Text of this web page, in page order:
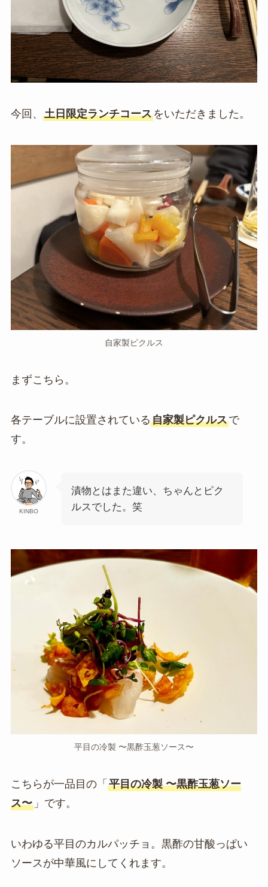
今回、 土日限定ランチコースをいただきました。
自家製ピクルス
まずこちら。
各テーブルに設置されている自家製ピクルスで
す。
KINBO
漬物とはまた違い、ちゃんとピク
ルスでした。笑
平目の冷製 〜黒酢玉葱ソース〜
こちらが一品目の「 平目の冷製 〜黒酢玉葱ソー
ス〜」です。
いわゆる平目のカルパッチョ。黒酢の甘酸っぱい
ソースが中華風にしてくれます。